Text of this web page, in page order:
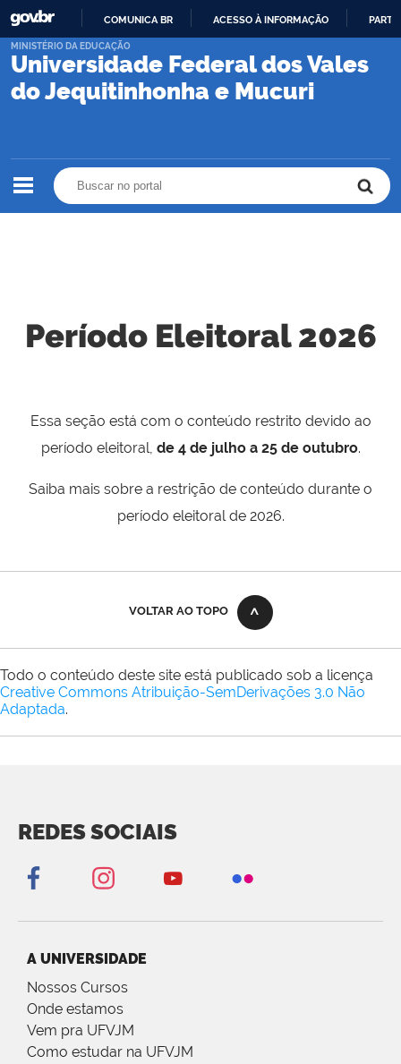
PARA
CONTEÚDO
COMUNICA BR ACESSO À INFORMAÇÃO
Universidade Federal dos Vales
do Jequitinhonha e Mucuri
MINISTÉRIO DA EDUCAÇÃO
Período Eleitoral 2026
Essa seção está com o conteúdo restrito devido ao
período eleitoral, de 4 de julho a 25 de outubro.
Saiba mais sobre a restrição de conteúdo durante o
período eleitoral de 2026.
VOLTAR AO TOPO
Todo o conteúdo deste site está publicado sob a licença
Creative Commons Atribuição-SemDerivações 3.0 Não
Adaptada.
REDES SOCIAIS
A UNIVERSIDADE
Nossos Cursos
Onde estamos
Vem pra UFVJM
Como estudar na UFVJM